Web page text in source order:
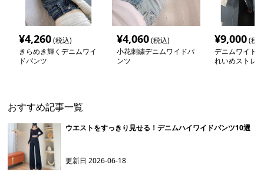
¥4,260(税込)
きらめき輝くデニムワイ
ドパンツ
¥4,060(税込)
小花刺繍デニムワイドパ
ンツ
¥9,000(税
デニムワイド
れいめストレ
おすすめ記事一覧
ウエストをすっきり見せる！デニムハイワイドパンツ10選
更新日2026-06-18